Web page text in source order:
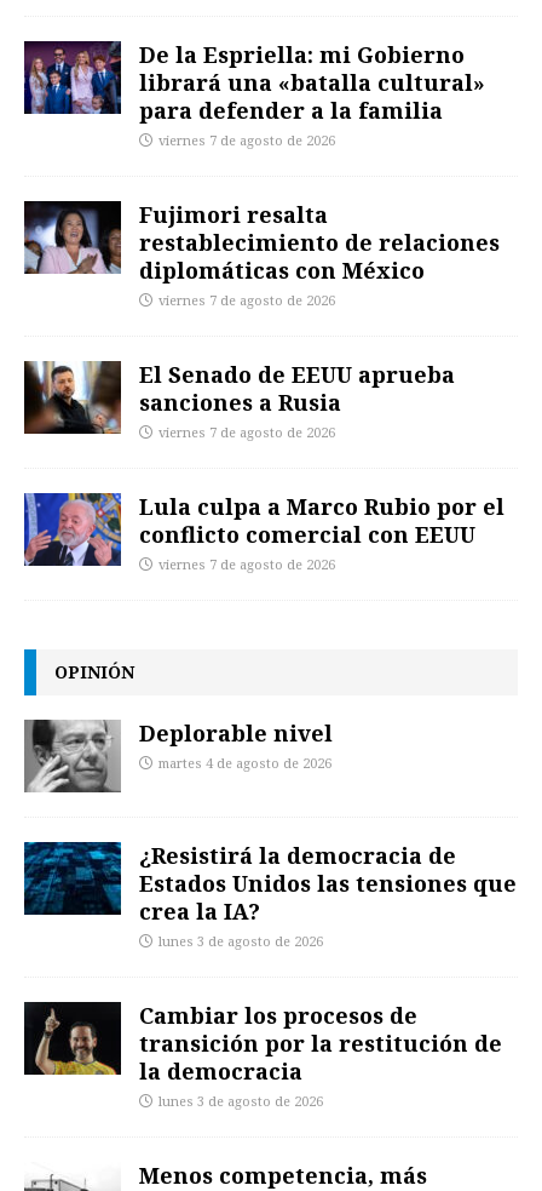
De la Espriella: mi Gobierno
librará una «batalla cultural»
para defender a la familia
viernes 7 de agosto de 2026
Fujimori resalta
restablecimiento de relaciones
diplomáticas con México
viernes 7 de agosto de 2026
El Senado de EEUU aprueba
sanciones a Rusia
viernes 7 de agosto de 2026
Lula culpa a Marco Rubio por el
conflicto comercial con EEUU
viernes 7 de agosto de 2026
OPINIÓN
Deplorable nivel
martes 4 de agosto de 2026
¿Resistirá la democracia de
Estados Unidos las tensiones que
crea la IA?
lunes 3 de agosto de 2026
Cambiar los procesos de
transición por la restitución de
la democracia
lunes 3 de agosto de 2026
Menos competencia, más